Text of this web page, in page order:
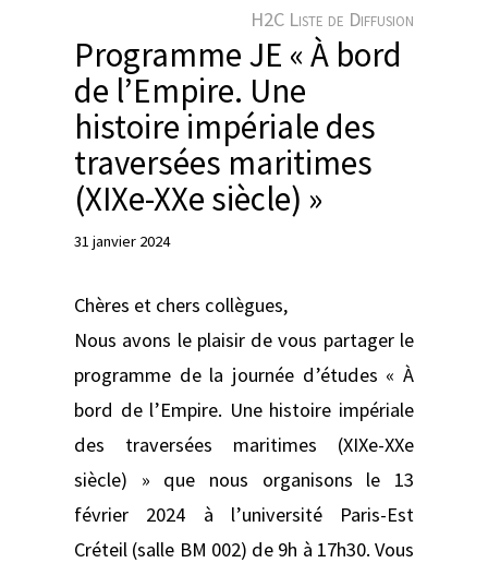
H2C Liste de Diffusion
Programme JE « À bord
de l’Empire. Une
histoire impériale des
traversées maritimes
(XIXe-XXe siècle) »
31 janvier 2024
Chères et chers collègues,
Nous avons le plaisir de vous partager le
programme de la journée d’études « À
bord de l’Empire. Une histoire impériale
des traversées maritimes (XIXe-XXe
siècle) » que nous organisons le 13
février 2024 à l’université Paris-Est
Créteil (salle BM 002) de 9h à 17h30. Vous